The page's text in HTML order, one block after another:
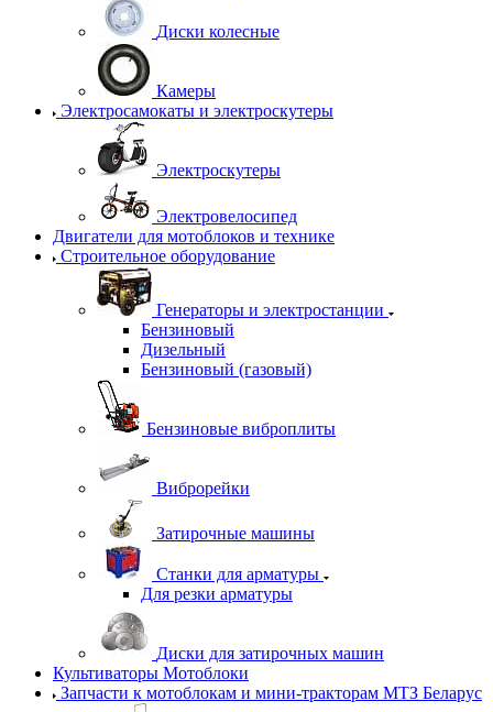
Диски колесные
Камеры
Электросамокаты и электроскутеры
Электроскутеры
Электровелосипед
Двигатели для мотоблоков и технике
Строительное оборудование
Генераторы и электростанции
Бензиновый
Дизельный
Бензиновый (газовый)
Бензиновые виброплиты
Виброрейки
Затирочные машины
Станки для арматуры
Для резки арматуры
Диски для затирочных машин
Культиваторы Мотоблоки
Запчасти к мотоблокам и мини-тракторам МТЗ Беларус